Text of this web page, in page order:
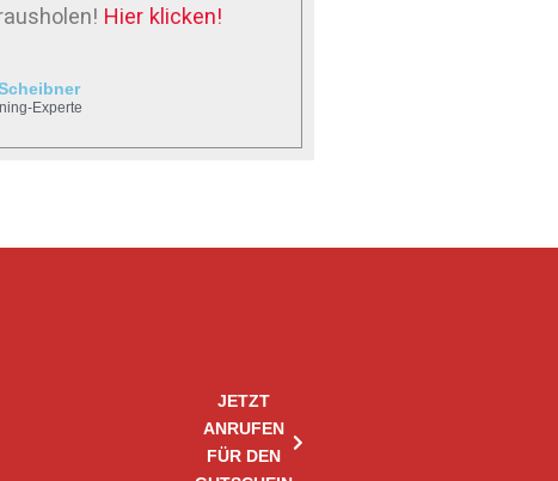
Hier klicken!
Experte
JETZT
ANRUFEN
FÜR DEN